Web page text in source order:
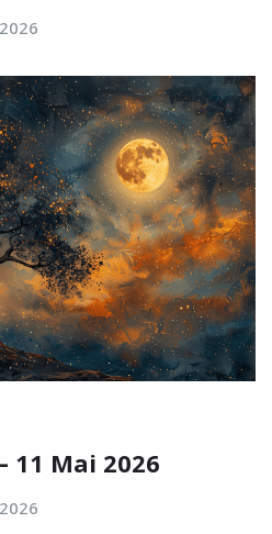
11 Mai 2026